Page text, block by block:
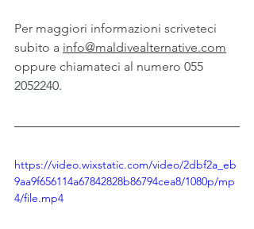
Per maggiori informazioni scriveteci
subito a info@maldivealternative.com
oppure chiamateci al numero 055
2052240.
https://video.wixstatic.com/video/2dbf2a_eb
9aa9f656114a67842828b86794cea8/1080p/mp
4/file.mp4